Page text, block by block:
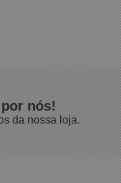
nós!
da nossa loja.